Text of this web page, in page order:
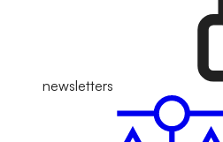
newsletters